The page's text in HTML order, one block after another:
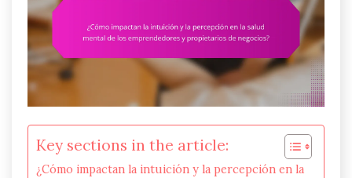
Key sections in the article:
¿Cómo impactan la intuición y la percepción en la